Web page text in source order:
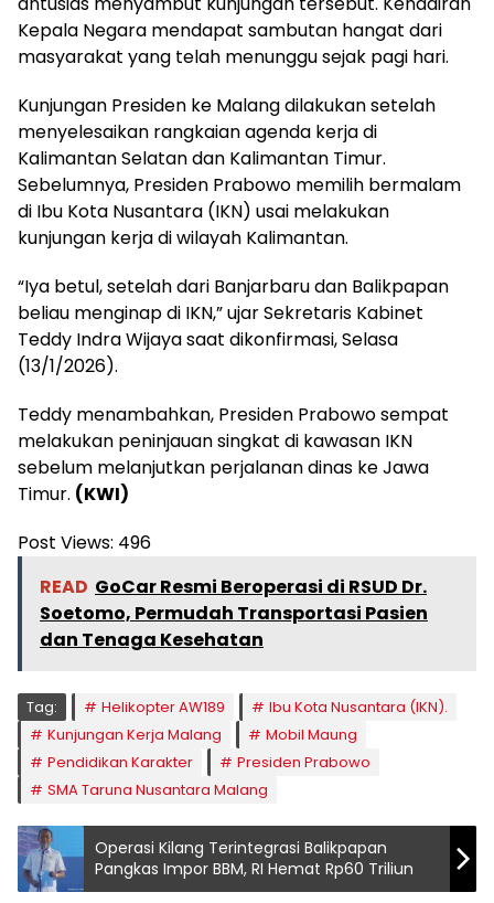
Kepala Negara mendapat sambutan hangat dari
masyarakat yang telah menunggu sejak pagi hari.
Kunjungan Presiden ke Malang dilakukan setelah
menyelesaikan rangkaian agenda kerja di
Kalimantan Selatan dan Kalimantan Timur.
Sebelumnya, Presiden Prabowo memilih bermalam
di Ibu Kota Nusantara (IKN) usai melakukan
kunjungan kerja di wilayah Kalimantan.
“Iya betul, setelah dari Banjarbaru dan Balikpapan
beliau menginap di IKN,” ujar Sekretaris Kabinet
Teddy Indra Wijaya saat dikonfirmasi, Selasa
(13/1/2026).
Teddy menambahkan, Presiden Prabowo sempat
melakukan peninjauan singkat di kawasan IKN
sebelum melanjutkan perjalanan dinas ke Jawa
Timur. (KWI)
Post Views: 496
READ GoCar Resmi Beroperasi di RSUD Dr.
Soetomo, Permudah Transportasi Pasien
dan Tenaga Kesehatan
Tag: Helikopter AW189
Ibu Kota Nusantara (IKN).
Kunjungan Kerja Malang
Mobil Maung
Pendidikan Karakter
Presiden Prabowo
SMA Taruna Nusantara Malang
Operasi Kilang Terintegrasi Balikpapan
Pangkas Impor BBM, RI Hemat Rp60 Triliun